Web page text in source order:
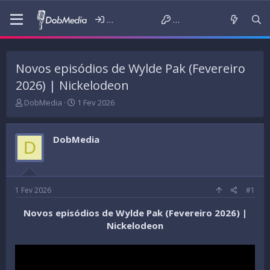
Iniciar sessão Criar conta
Novos episódios de Wylde Pak (Fevereiro
2026) | Nickelodeon
T
r
e
a
d
t
a
r
t
DobMedia
D
t
a
d
n
c
i
1 Fev 2026
D DobMedia
1 Fev 2026 #1
Novos episódios de Wylde Pak (Fevereiro 2026) |
Nickelodeon